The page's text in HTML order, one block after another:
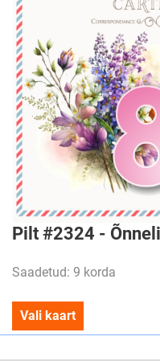
Pilt #2324 -
Saadetud: 9 korda
Vali kaart